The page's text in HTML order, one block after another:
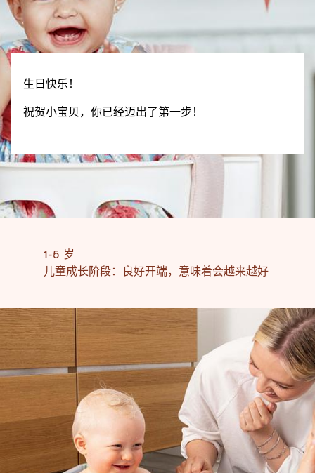
生日快乐！
祝贺小宝贝，你已经迈出了第一步！
1-5 岁
儿童成长阶段：良好开端，意味着会越来越好